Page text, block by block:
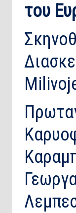
του